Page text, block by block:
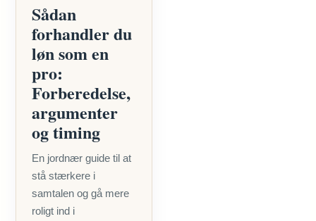
Sådan
forhandler du
løn som en
pro:
Forberedelse,
argumenter
og timing
En jordnær guide til at
stå stærkere i
samtalen og gå mere
roligt ind i